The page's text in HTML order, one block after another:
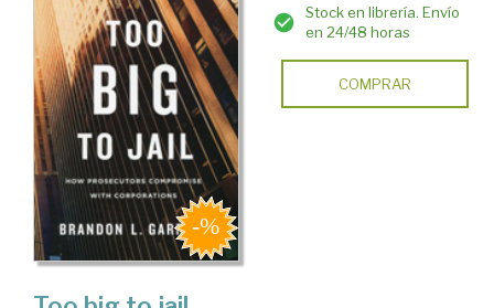
Stock en librería. Envío
en 24/48 horas
COMPRAR